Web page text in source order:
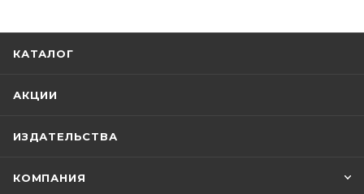
КАТАЛОГ
АКЦИИ
ИЗДАТЕЛЬСТВА
КОМПАНИЯ